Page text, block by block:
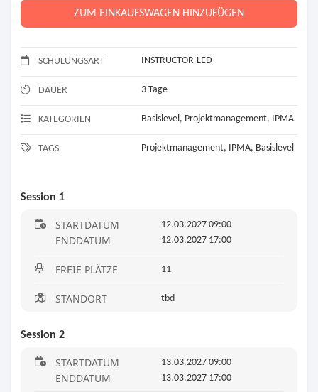
ZUM EINKAUFSWAGEN HINZUFÜGEN
SCHULUNGSART INSTRUCTOR-LED
DAUER 3 Tage
KATEGORIEN Basislevel, Projektmanagement, IPMA
TAGS Projektmanagement, IPMA, Basislevel
Session 1
STARTDATUM 12.03.2027 09:00
ENDDATUM 12.03.2027 17:00
FREIE PLÄTZE 11
STANDORT tbd
Session 2
STARTDATUM 13.03.2027 09:00
ENDDATUM 13.03.2027 17:00